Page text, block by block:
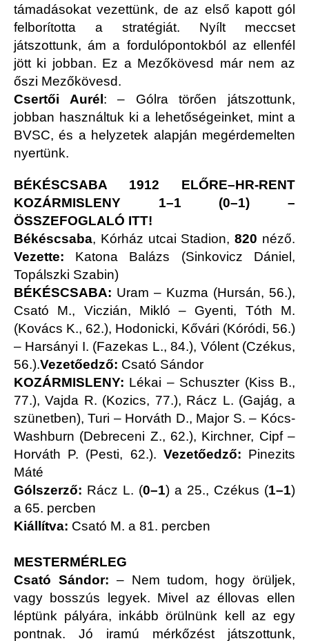
támadásokat vezettünk, de az első kapott gól
felborította a stratégiát. Nyílt meccset
játszottunk, ám a fordulópontokból az ellenfél
jött ki jobban. Ez a Mezőkövesd már nem az
őszi Mezőkövesd.
Csertői Aurél : – Gólra törően játszottunk,
jobban használtuk ki a lehetőségeinket, mint a
BVSC, és a helyzetek alapján megérdemelten
nyertünk.
BÉKÉSCSABA 1912 ELŐRE–HR-RENT
KOZÁRMISLENY 1–1 (0–1) –
ÖSSZEFOGLALÓ ITT!
Békéscsaba, Kórház utcai Stadion,820 néző.
Vezette: Katona Balázs (Sinkovicz Dániel,
Topálszki Szabin)
BÉKÉSCSABA: Uram – Kuzma (Hursán, 56.),
Csató M., Viczián, Mikló – Gyenti, Tóth M.
(Kovács K., 62.), Hodonicki, Kővári (Kóródi, 56.)
– Harsányi I. (Fazekas L., 84.), Vólent (Czékus,
56.).Vezetőedző: Csató Sándor
KOZÁRMISLENY: Lékai – Schuszter (Kiss B.,
77.), Vajda R. (Kozics, 77.), Rácz L. (Gajág, a
szünetben), Turi – Horváth D., Major S. – Kócs-
Washburn (Debreceni Z., 62.), Kirchner, Cipf –
Horváth P. (Pesti, 62.). Vezetőedző: Pinezits
Máté
Gólszerző: Rácz L. (0–1) a 25., Czékus (1–1)
a 65. percben
Kiállítva: Csató M. a 81. percben
MESTERMÉRLEG
Csató Sándor: – Nem tudom, hogy örüljek,
vagy bosszús legyek. Mivel az éllovas ellen
léptünk pályára, inkább örülnünk kell az egy
pontnak. Jó iramú mérkőzést játszottunk,